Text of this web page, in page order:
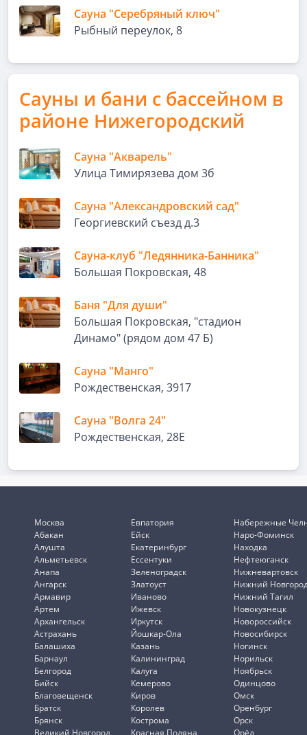
Сауна "Серебряный ключ"
Рыбный переулок, 8
Сауны и бани с бассейном в
районе Нижегородский
Сауна "Акварель"
Улица Тимирязева дом 3б
Сауна "Александровский сад"
Георгиевский съезд д.3
Сауна-клуб "Ледянника-Банника"
Большая Покровская, 48
Баня "Для души"
Большая Покровская, "стадион
Динамо" (рядом дом 47 Б)
Сауна "Манго"
Рождественская, 3917
Сауна "Волга 24"
Рождественская, 28Е
Москва
Абакан
Алушта
Альметьевск
Анапа
Ангарск
Армавир
Артем
Архангельск
Астрахань
Балашиха
Барнаул
Белгород
Бийск
Благовещенск
Братск
Брянск
Великий Новгород
Евпатория
Ейск
Екатеринбург
Ессентуки
Зеленоградск
Златоуст
Иваново
Ижевск
Иркутск
Йошкар-Ола
Казань
Калининград
Калуга
Кемерово
Киров
Королев
Кострома
Красная Поляна
Набережные
Наро-Фоминск
Находка
Нефтеюганск
Нижневартовск
Нижний
Нижний Тагил
Новокузнецк
Новороссийск
Новосибирск
Ногинск
Норильск
Ноябрьск
Одинцово
Омск
Оренбург
Орск
Орёл